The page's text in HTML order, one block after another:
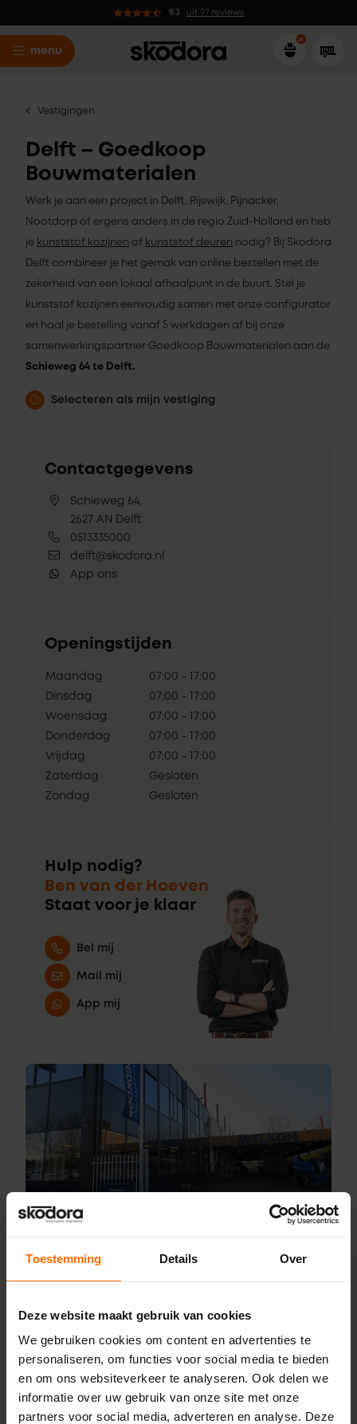
Toestemming Details Over
Deze website maakt gebruik van cookies
We gebruiken cookies om content en advertenties te
personaliseren, om functies voor social media te bieden
en om ons websiteverkeer te analyseren. Ook delen we
informatie over uw gebruik van onze site met onze
partners voor social media, adverteren en analyse. Deze
9.3 uit 97 reviews
menu
Vestigingen
Delft – Goedkoop
Bouwmaterialen
Werk je aan een project in Delft, Rijswijk, Pijnacker,
Nootdorp of ergens anders in de regio Zuid-Holland en heb
je kunststof kozijnen of kunststof deuren nodig? Bij Skodora
Delft combineer je het gemak van online bestellen met de
zekerheid van een lokaal afhaalpunt in de buurt. Stel je
kunststof kozijnen eenvoudig samen met onze configurator
en haal je bestelling vanaf 5 werkdagen af bij onze
samenwerkingspartner Goedkoop Bouwmaterialen aan de
Schieweg 64 te Delft.
Selecteren als mijn vestiging
Contactgegevens
Schieweg 64,
2627 AN Delft
0513335000
delft@skodora.nl
App ons
Openingstijden
Maandag 07:00 - 17:00
Dinsdag 07:00 - 17:00
Woensdag 07:00 - 17:00
Donderdag 07:00 - 17:00
Vrijdag 07:00 - 17:00
Zaterdag Gesloten
Zondag Gesloten
Hulp nodig?
Ben van der Hoeven
Staat voor je klaar
Bel mij
Mail mij
App mij
Online kozijnen. Altijd
dichtbij.
Skodora is altijd dichtbij. Dichtbij jou en
door wie we zijn, maar ook door letterlijk
dichtbij te zijn. Bekijk onze vestigingen
hieronder:
Heerenveen